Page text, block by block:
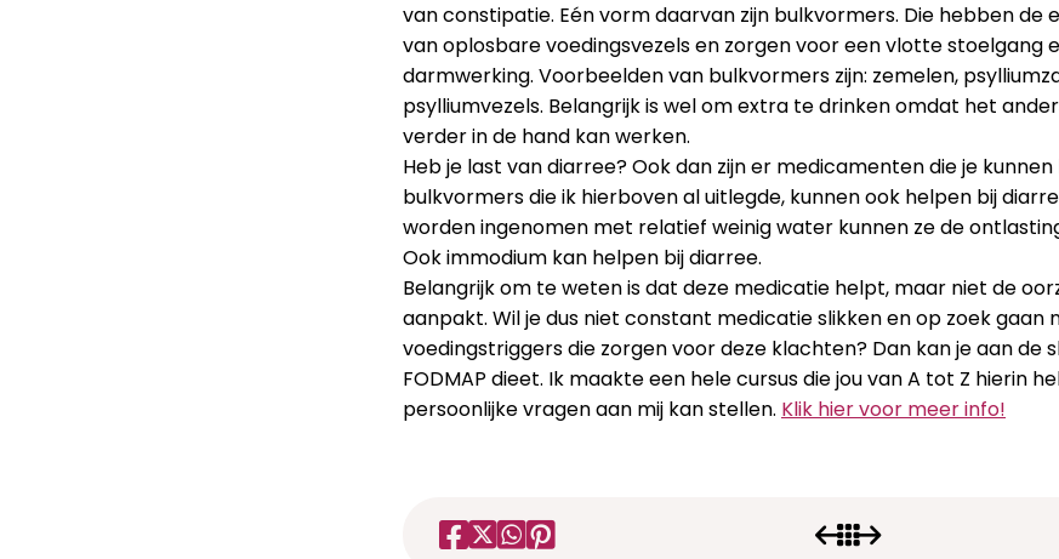
van constipatie. Eén vorm daarvan zijn bulkvormers. Die hebben de
van oplosbare voedingsvezels en zorgen voor een vlotte stoelgang
darmwerking. Voorbeelden van bulkvormers zijn: zemelen,
psylliumvezels. Belangrijk is wel om extra te drinken omdat het
verder in de hand kan werken.
Heb je last van diarree? Ook dan zijn er medicamenten die je kunnen
bulkvormers die ik hierboven al uitlegde, kunnen ook helpen bij
worden ingenomen met relatief weinig water kunnen ze de
Ook immodium kan helpen bij diarree.
Belangrijk om te weten is dat deze medicatie helpt, maar niet de
aanpakt. Wil je dus niet constant medicatie slikken en op zoek gaan
voedingstriggers die zorgen voor deze klachten? Dan kan je aan de
FODMAP dieet. Ik maakte een hele cursus die jou van A tot Z hierin
persoonlijke vragen aan mij kan stellen. Klik hier voor meer info!